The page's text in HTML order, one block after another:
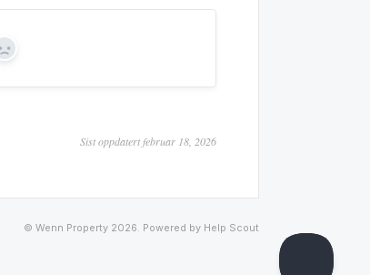
No
Sist oppdatert februar 18, 2026
© Wenn Property 2026. Powered by Help Scout